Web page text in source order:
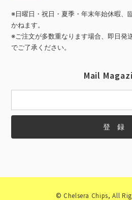
※日曜日・祝日・夏季・年末年始休暇、
かねます。
※ご注文が多数重なります場合、即日発
でご了承ください。
Mail
© Chelsera Chips, All